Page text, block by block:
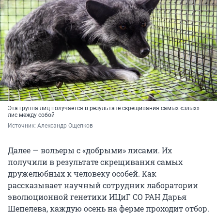
Эта группа лиц получается в результате скрещивания самых «злых»
лис между собой
Источник: Александр Ощепков
Далее — вольеры с «добрыми» лисами. Их
получили в результате скрещивания самых
дружелюбных к человеку особей. Как
рассказывает научный сотрудник лаборатории
эволюционной генетики ИЦиГ СО РАН Дарья
Шепелева, каждую осень на ферме проходит отбор.